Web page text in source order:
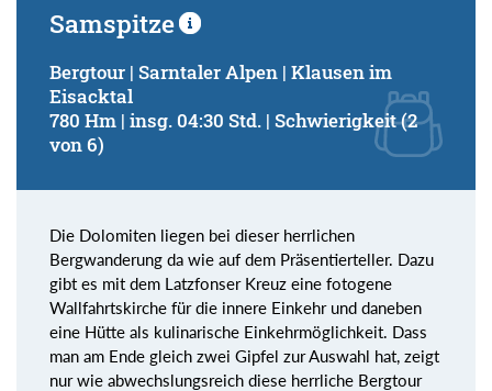
Samspitze
Bergtour | Sarntaler Alpen | Klausen im
Eisacktal
780 Hm | insg. 04:30 Std. | Schwierigkeit (2
von 6)
Die Dolomiten liegen bei dieser herrlichen
Bergwanderung da wie auf dem Präsentierteller. Dazu
gibt es mit dem Latzfonser Kreuz eine fotogene
Wallfahrtskirche für die innere Einkehr und daneben
eine Hütte als kulinarische Einkehrmöglichkeit. Dass
man am Ende gleich zwei Gipfel zur Auswahl hat, zeigt
nur wie abwechslungsreich diese herrliche Bergtour